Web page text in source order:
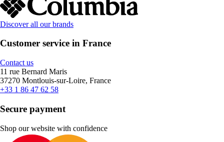
Discover all our brands
Customer service in France
Contact us
11 rue Bernard Maris
37270 Montlouis-sur-Loire, France
+33 1 86 47 62 58
Secure payment
Shop our website with confidence